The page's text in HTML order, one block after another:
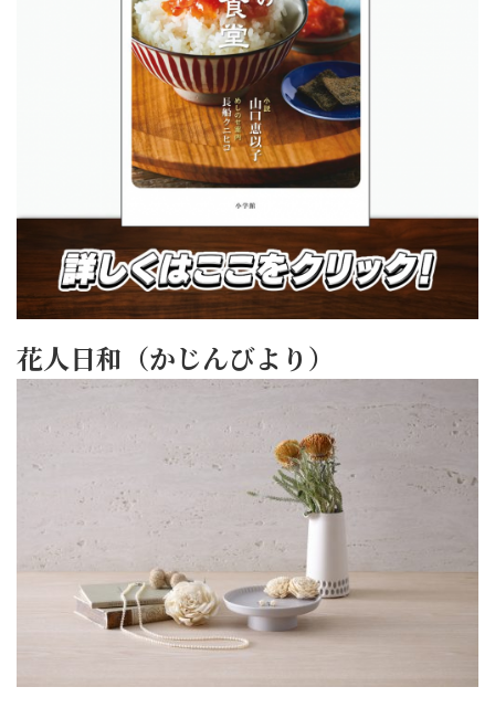
花人日和（かじんびより）